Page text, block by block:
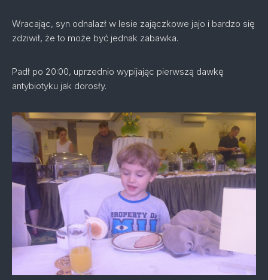
Wracając, syn odnalazł w lesie zajączkowe jajo i bardzo się
zdziwił, że to może być jednak zabawka.
Padł po 20:00, uprzednio wypijając pierwszą dawkę
antybiotyku jak dorosły.